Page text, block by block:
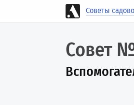
Советы
Совет